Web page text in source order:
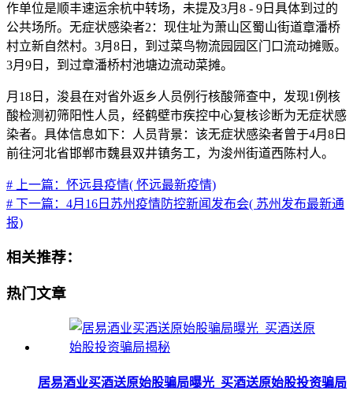
作单位是顺丰速运余杭中转场，未提及3月8 - 9日具体到过的
公共场所。无症状感染者2：现住址为萧山区蜀山街道章潘桥
村立新自然村。3月8日，到过菜鸟物流园园区门口流动摊贩。
3月9日，到过章潘桥村池塘边流动菜摊。
月18日，浚县在对省外返乡人员例行核酸筛查中，发现1例核
酸检测初筛阳性人员，经鹤壁市疾控中心复核诊断为无症状感
染者。具体信息如下：人员背景：该无症状感染者曾于4月8日
前往河北省邯郸市魏县双井镇务工，为浚州街道西陈村人。
# 上一篇：怀远县疫情( 怀远最新疫情)
# 下一篇：4月16日苏州疫情防控新闻发布会( 苏州发布最新通
报)
相关推荐：
热门文章
居易酒业买酒送原始股骗局曝光_买酒送原始股投资骗局